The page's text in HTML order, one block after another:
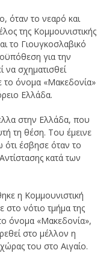
όταν το νεαρό και
της Κομμουνιστικής
το Γιουγκοσλαβικό
για την
να σχηματισθεί
το όνομα «Μακεδονία»
Ελλάδα.
στην Ελλάδα, που
τη θέση. Του έμεινε
έσβησε όταν το
κατά των
η Κομμουνιστική
στο νότιο τμήμα της
όνομα «Μακεδονία»,
στο μέλλον η
του στο Αιγαίο.